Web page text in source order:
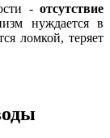
- отсутствие
нуждается в
ломкой, теряет